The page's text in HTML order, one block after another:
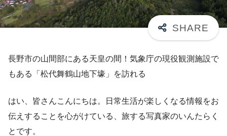
長野市の山間部にある天皇の間！気象庁の現役観測施設で
もある「松代舞鶴山地下壕」を訪れる
はい、皆さんこんにちは。日常生活が楽しくなる情報をお
伝えすることを心がけている、旅する写真家のいんたらく
とです。